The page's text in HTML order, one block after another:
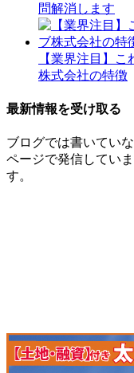
問解消します
【業界注目】
株式会社の特徴
最新情報を受け取る
ブログでは書いてい
ページで発信してい
す。